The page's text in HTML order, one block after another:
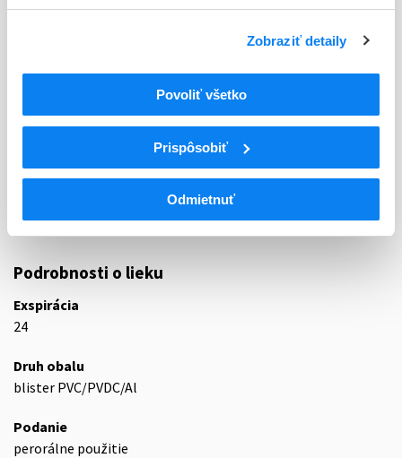
Zobraziť detaily
Povoliť všetko
Prispôsobiť
Odmietnuť
59 - IMMUNOPRAEPARATA
ATC
Cytostatiká a imunomodulátory
Imunosupresíva (zmena WHO)
L04A
Imunosupresíva (zmena WHO)
Selektívne imunosupresíva (zmena WHO)
L04AA32
Apremilast
Podrobnosti o lieku
Exspirácia
24
Druh obalu
blister PVC/PVDC/Al
Podanie
perorálne použitie